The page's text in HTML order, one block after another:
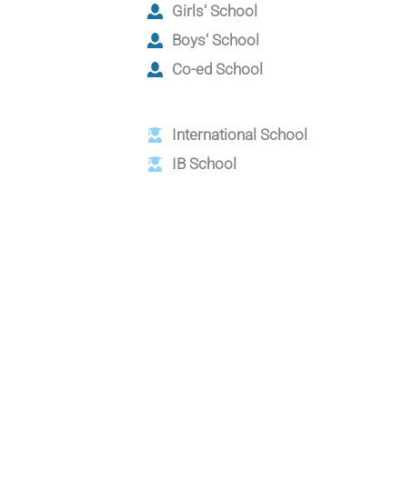
Girls‘ School
Boys‘ School
Co-ed School
International School
IB School